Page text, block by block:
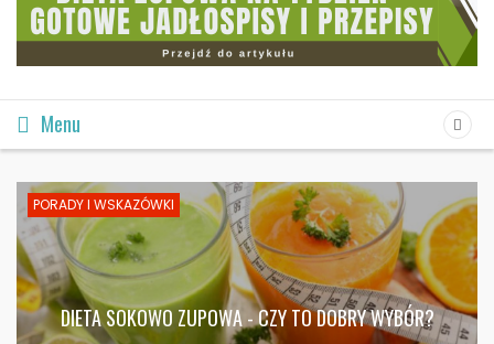
Menu
PORADY I WSKAZÓWKI
DIETA SOKOWO ZUPOWA - CZY TO DOBRY WYBÓR?